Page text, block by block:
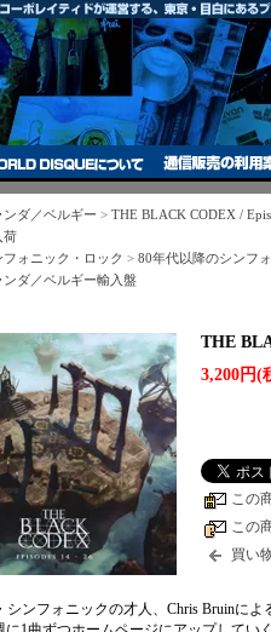
ンダ／ベルギー > THE BLACK CODEX /
荷
フォニック・ロック > 80年代以降のシンフ
ンダ／ベルギー輸入盤
THE
3,200円(
この
この
買い
シンフォニックの才人、Chris Bruinに